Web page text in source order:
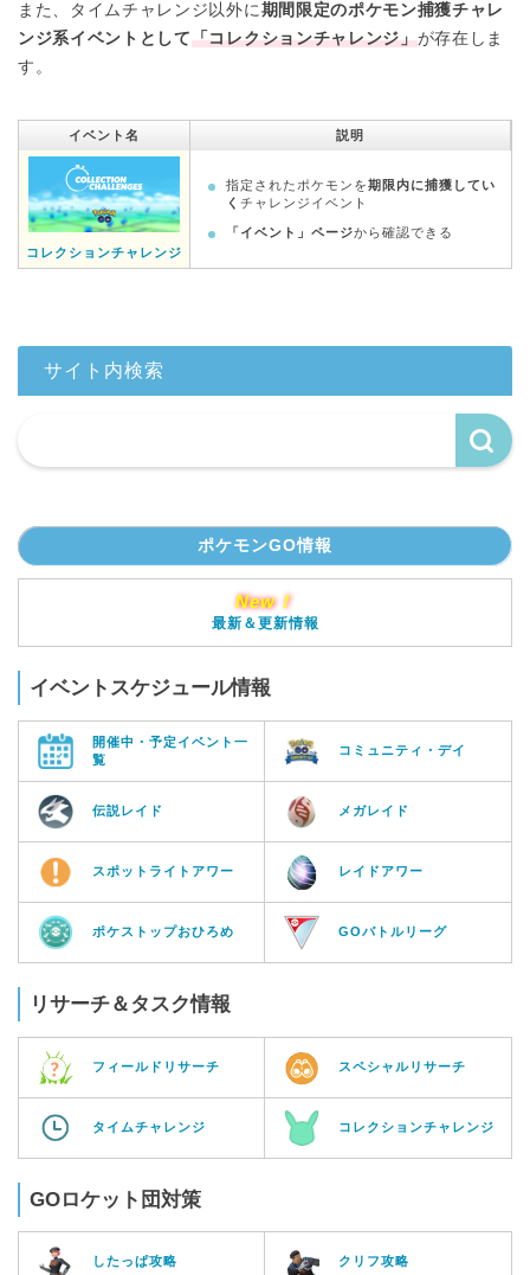
また、タイムチャレンジ以外に期間限定のポケモン捕獲チャレ
ンジ系イベントとして「コレクションチャレンジ」が存在しま
す。
イベント名 説明
コレクションチャレンジ
指定されたポケモンを期限内に捕獲してい
く チャレンジイベント
「イベント」ページから確認できる
サイト内検索
ポケモンGO情報
New！
最新＆更新情報
イベントスケジュール情報
開催中・予定イベント一
覧
コミュニティ・デイ
伝説レイド メガレイド
スポットライトアワー レイドアワー
ポケストップおひろめ GOバトルリーグ
リサーチ＆タスク情報
フィールドリサーチ スペシャルリサーチ
タイムチャレンジ コレクションチャレンジ
GOロケット団対策
したっぱ攻略 クリフ攻略